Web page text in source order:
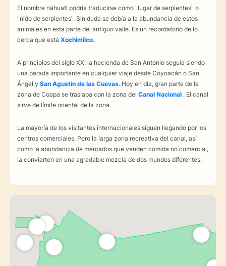
El nombre náhuatl podría traducirse como "lugar de serpientes" o
"nido de serpientes". Sin duda se debía a la abundancia de estos
animales en esta parte del antiguo valle. Es un recordatorio de lo
cerca que está Xochimilco.
A principios del siglo XX, la hacienda de San Antonio seguía siendo
una parada importante en cualquier viaje desde Coyoacán o San
Ángel y San Agustín de las Cuevas. Hoy en día, gran parte de la
zona de Coapa se traslapa con la zona del Canal Nacional . El canal
sirve de límite oriental de la zona.
La mayoría de los visitantes internacionales siguen llegando por los
centros comerciales. Pero la larga zona recreativa del canal, así
como la abundancia de mercados que venden comida no comercial,
la convierten en una agradable mezcla de dos mundos diferentes.